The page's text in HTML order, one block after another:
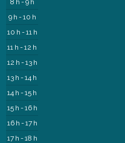
9 h - 10 h
10 h - 11 h
11 h - 12 h
12 h - 13 h
13 h - 14 h
14 h - 15 h
15 h - 16 h
16 h - 17 h
17 h - 18 h